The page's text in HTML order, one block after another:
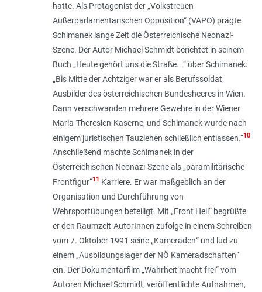
hatte. Als Protagonist der „Volkstreuen
Außerparlamentarischen Opposition“ (VAPO) prägte
Schimanek lange Zeit die Österreichische Neonazi-
Szene. Der Autor Michael Schmidt berichtet in seinem
Buch „Heute gehört uns die Straße...“ über Schimanek:
„Bis Mitte der Achtziger war er als Berufssoldat
Ausbilder des österreichischen Bundesheeres in Wien.
Dann verschwanden mehrere Gewehre in der Wiener
Maria-Theresien-Kaserne, und Schimanek wurde nach
einigem juristischen Tauziehen schließ­lich entlassen .“10
Anschließend machte Schimanek in der
Österreichischen Neonazi-Szene als „paramilitärische
Frontfigur“11 Karriere. Er war maßgeblich an der
Organisation und Durchführung von
Wehrsportübungen beteiligt. Mit „Front Heil“ begrüßte
er den Raumzeit-AutorInnen zufolge in einem Schreiben
vom 7. Oktober 1991 seine „Kameraden“ und lud zu
einem „Ausbildungslager der NÖ Kameradschaften“
ein. Der Dokumentarfilm „Wahrheit macht frei“ vom
Autoren Michael Schmidt, veröffentlichte Aufnahmen,